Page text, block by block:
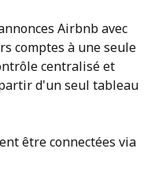
Airbnb avec
comptes à une seule
centralisé et
d'un seul tableau
être connectées via